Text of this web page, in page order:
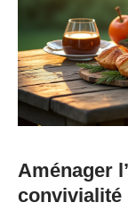
Aménager
convivialité